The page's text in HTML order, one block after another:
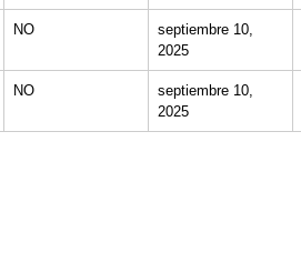
NO
septiembre 10,
2025
NO
septiembre 10,
2025